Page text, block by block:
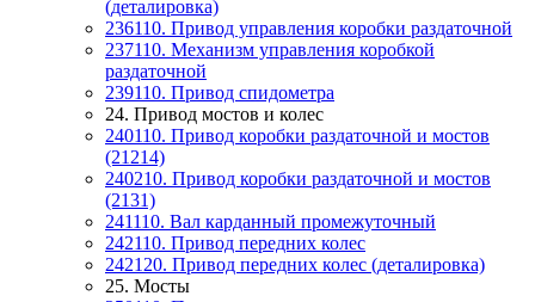
(деталировка)
236110. Привод управления коробки раздаточной
237110. Механизм управления коробкой
раздаточной
239110. Привод спидометра
24. Привод мостов и колес
240110. Привод коробки раздаточной и мостов
(21214)
240210. Привод коробки раздаточной и мостов
(2131)
241110. Вал карданный промежуточный
242110. Привод передних колес
242120. Привод передних колес (деталировка)
25. Мосты